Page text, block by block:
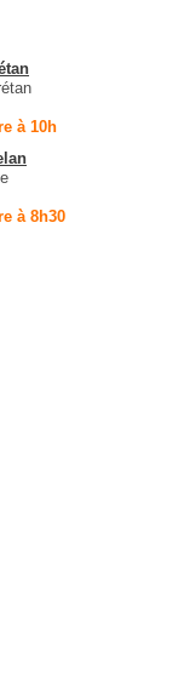
à 10h
à 8h30